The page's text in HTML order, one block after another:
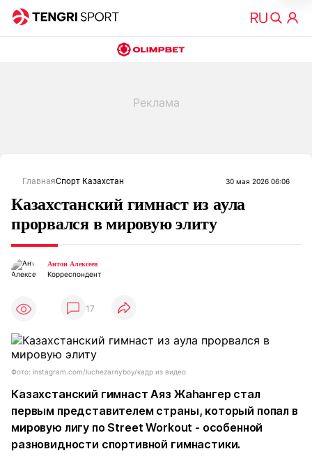
ГлавнаяСпорт Казахстан 30 мая 2026 06:06
Казахстанский гимнаст из аула
прорвался в мировую элиту
Антон Алексеев
Корреспондент
17
Фото: instagram.com/luchezarnyboy/кадр из видео
Казахстанский гимнаст Аяз Жаhангер стал
первым представителем страны, который попал в
мировую лигу по Street Workout - особенной
разновидности спортивной гимнастики.